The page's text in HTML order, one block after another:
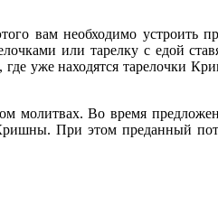
вам необходимо устроить
или тарелку с едой
где уже находятся тарелочки
молитвах. Во время
При этом преданный